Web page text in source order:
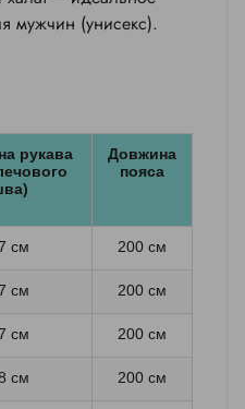
мужчин (унисекс).
рукава
Довжина
пояса
см 200 см
см 200 см
см 200 см
см 200 см